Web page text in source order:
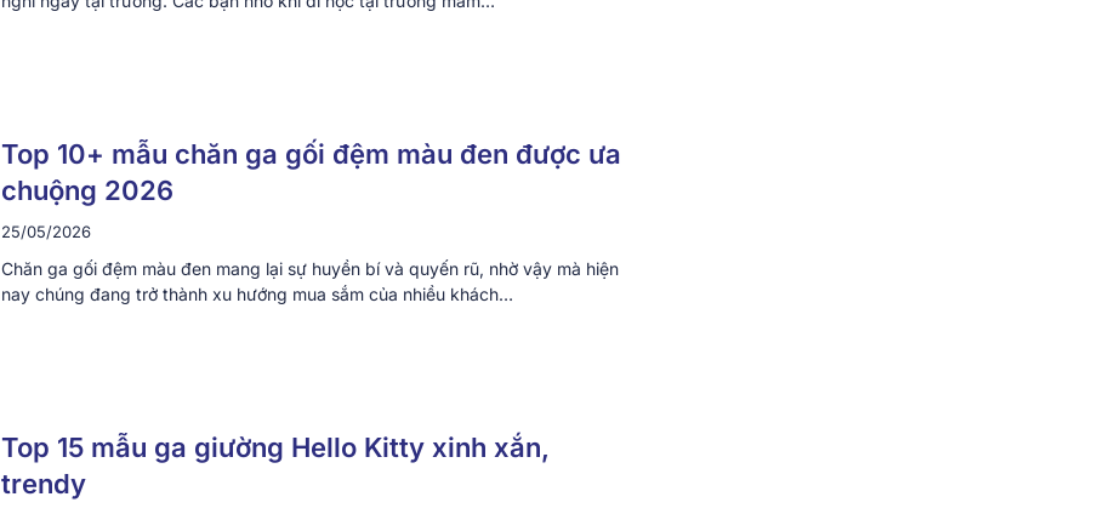
Top 10+ mẫu chăn ga gối đệm màu đen được ưa
chuộng 2026
25/05/2026
Chăn ga gối đệm màu đen mang lại sự huyền bí và quyến rũ, nhờ vậy mà hiện
nay chúng đang trở thành xu hướng mua sắm của nhiều khách…
Top 15 mẫu ga giường Hello Kitty xinh xắn,
trendy